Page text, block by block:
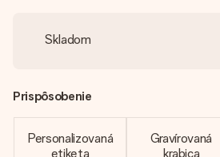
Skladom
Prispôsobenie
Personalizovaná
etiketa
Gravírovaná
krabica